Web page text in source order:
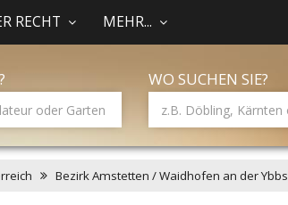
RECHT MEHR...
WO SUCHEN SIE?
Bezirk Amstetten / Waidhofen an der Ybbs